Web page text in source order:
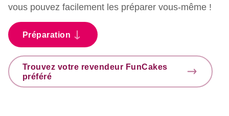
vous pouvez facilement les préparer vous-même !
Préparation
Trouvez votre revendeur FunCakes
préféré